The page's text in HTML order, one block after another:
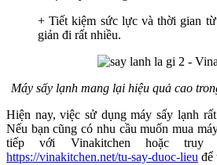
+ Tiết kiệm sức lực và thời gian
giản đi rất nhiều.
Máy sấy lạnh mang lại hiệu quả cao
Hiện nay, việc sử dụng máy sấy lạnh
Nếu bạn cũng có nhu cầu muốn mua
tiếp với Vinakitchen hoặc
https://vinakitchen.net/tu-say-duoc-lieu để